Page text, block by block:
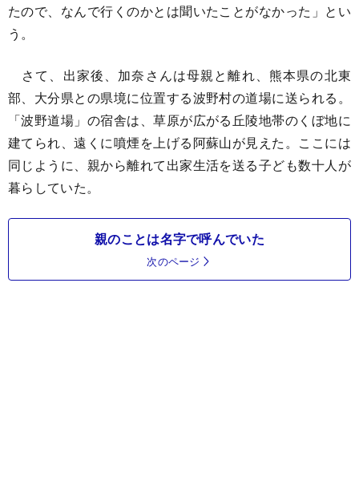
たので、なんで行くのかとは聞いたことがなかった」とい
う。
さて、出家後、加奈さんは母親と離れ、熊本県の北東
部、大分県との県境に位置する波野村の道場に送られる。
「波野道場」の宿舎は、草原が広がる丘陵地帯のくぼ地に
建てられ、遠くに噴煙を上げる阿蘇山が見えた。ここには
同じように、親から離れて出家生活を送る子ども数十人が
暮らしていた。
親のことは名字で呼んでいた
次のページ